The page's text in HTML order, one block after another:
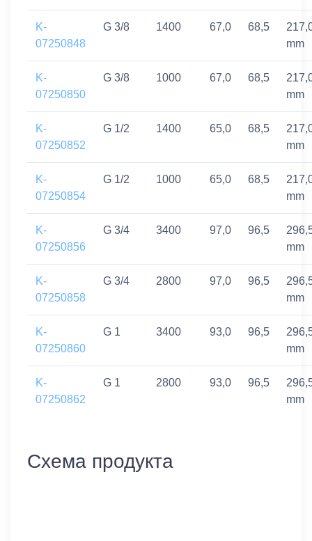
K-
07250848
G 3/8 1400 67,0 68,5
mm
K-
07250850
G 3/8 1000 67,0 68,5
mm
K-
07250852
G 1/2 1400 65,0 68,5
mm
K-
07250854
G 1/2 1000 65,0 68,5
mm
K-
07250856
G 3/4 3400 97,0 96,5
mm
K-
07250858
G 3/4 2800 97,0 96,5
mm
K-
07250860
G 1 3400 93,0 96,5
mm
K-
07250862
G 1 2800 93,0 96,5
mm
Схема продукта